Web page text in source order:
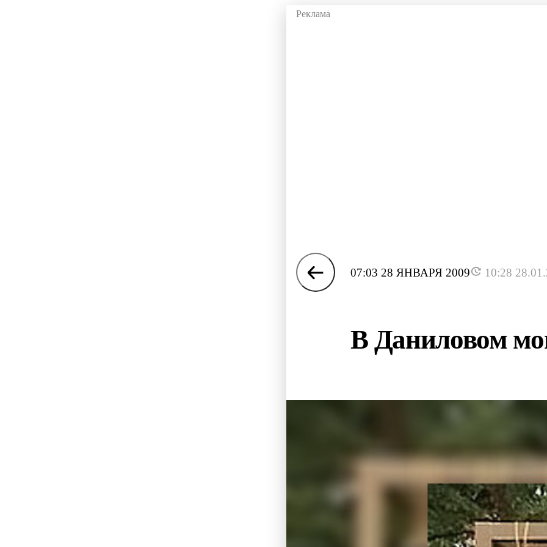
07:03 28 ЯНВАРЯ 2009 10:28
В Даниловом